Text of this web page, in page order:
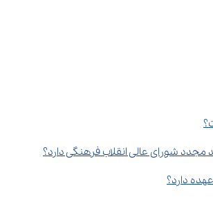
مجدد شورای عالی انقلاب فرهنگی دارد؟
دارد؟